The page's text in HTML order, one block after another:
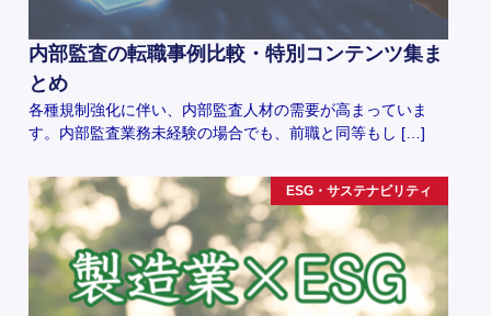
内部監査の転職事例比較・特別コンテンツ集ま
とめ
各種規制強化に伴い、内部監査人材の需要が高まっていま
す。内部監査業務未経験の場合でも、前職と同等もし […]
ESG・サステナビリティ